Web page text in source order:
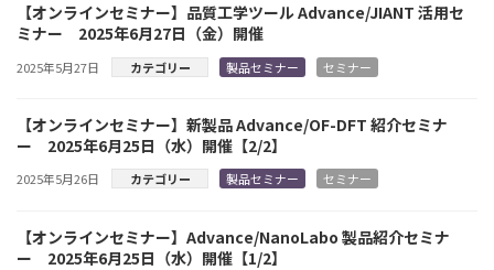
【オンラインセミナー】品質工学ツール Advance/JIANT 活用セ
ミナー 2025年6月27日（金）開催
2025年5月27日 カテゴリー 製品セミナー セミナー
【オンラインセミナー】新製品 Advance/OF-DFT 紹介セミナ
ー 2025年6月25日（水）開催【2/2】
2025年5月26日 カテゴリー 製品セミナー セミナー
【オンラインセミナー】Advance/NanoLabo 製品紹介セミナ
ー 2025年6月25日（水）開催【1/2】